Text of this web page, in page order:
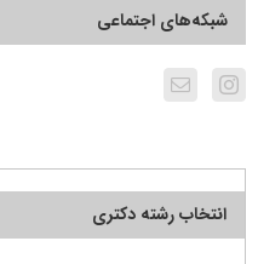
شبکه‌های اجتماعی
انتخاب رشته دکتری